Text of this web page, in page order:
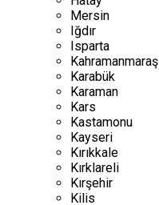
Mersin
Iğdır
Isparta
Kahramanmaraş
Karabük
Karaman
Kars
Kastamonu
Kayseri
Kırıkkale
Kırklareli
Kırşehir
Kilis